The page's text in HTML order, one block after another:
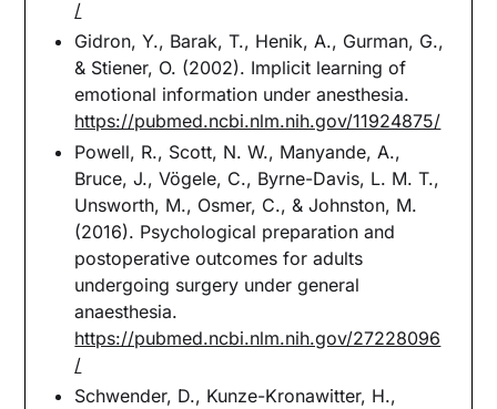
/
Gidron, Y., Barak, T., Henik, A., Gurman, G.,
& Stiener, O. (2002). Implicit learning of
emotional information under anesthesia.
https://pubmed.ncbi.nlm.nih.gov/11924875/
Powell, R., Scott, N. W., Manyande, A.,
Bruce, J., Vögele, C., Byrne-Davis, L. M. T.,
Unsworth, M., Osmer, C., & Johnston, M.
(2016). Psychological preparation and
postoperative outcomes for adults
undergoing surgery under general
anaesthesia.
https://pubmed.ncbi.nlm.nih.gov/27228096
/
Schwender, D., Kunze-Kronawitter, H.,